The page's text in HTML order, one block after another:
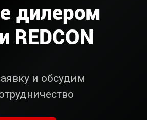
дилером
REDCON
и обсудим